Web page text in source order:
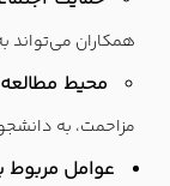
همکاران می‌تواند
محیط
مزاحمت، به
عوامل مربوط